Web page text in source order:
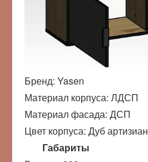
Бренд: Yasen
Материал корпуса: ЛДСП
Материал фасада: ДСП
Цвет корпуса: Дуб артизиан
Габариты